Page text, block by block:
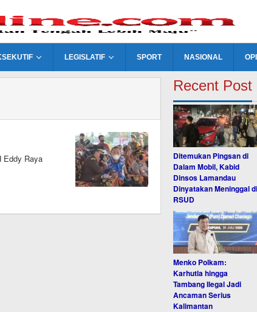
LEGISLATIF SPORT NASIONAL
Eddy Raya
Recent Post
Ditemukan Pingsan di
Dalam Mobil, Kabid
Dinsos Lamandau
Dinyatakan Meninggal di
RSUD
Menko Polkam:
Karhutla hingga
Tambang Ilegal Jadi
Ancaman Serius
Kalimantan